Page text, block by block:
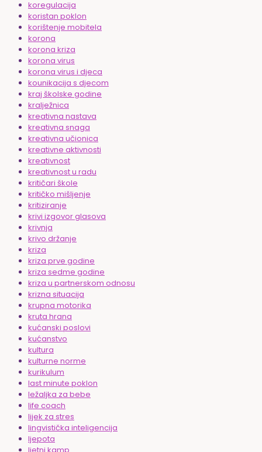
koregulacija
koristan poklon
korištenje mobitela
korona
korona kriza
korona virus
korona virus i djeca
kounikacija s djecom
kraj školske godine
kralježnica
kreativna nastava
kreativna snaga
kreativna učionica
kreativne aktivnosti
kreativnost
kreativnost u radu
kritičari škole
kritičko mišljenje
kritiziranje
krivi izgovor glasova
krivnja
krivo držanje
kriza
kriza prve godine
kriza sedme godine
kriza u partnerskom odnosu
krizna situacija
krupna motorika
kruta hrana
kućanski poslovi
kućanstvo
kultura
kulturne norme
kurikulum
last minute poklon
ležaljka za bebe
life coach
lijek za stres
lingvistička inteligencija
ljepota